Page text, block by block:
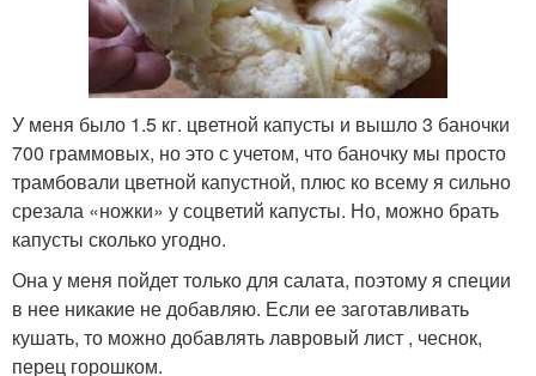
У меня было 1.5 кг. цветной капусты и вышло 3 баночки
700 граммовых, но это с учетом, что баночку мы просто
трамбовали цветной капустной, плюс ко всему я сильно
срезала «ножки» у соцветий капусты. Но, можно брать
капусты сколько угодно.
Она у меня пойдет только для салата, поэтому я специи
в нее никакие не добавляю. Если ее заготавливать
кушать, то можно добавлять лавровый лист , чеснок,
перец горошком.